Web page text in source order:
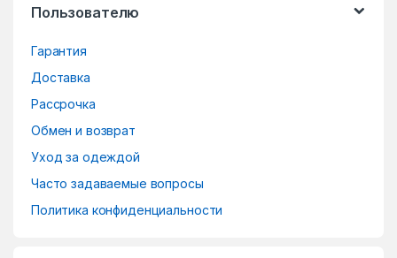
Пользователю
Гарантия
Доставка
Рассрочка
Обмен и возврат
Уход за одеждой
Часто задаваемые вопросы
Политика конфиденциальности